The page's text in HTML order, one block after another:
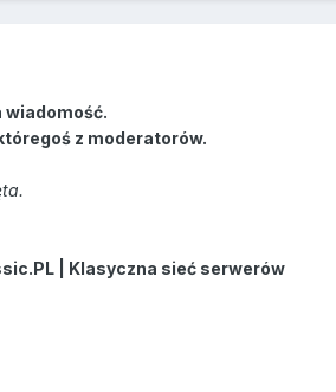
z moderatorów.
| Klasyczna sieć serwerów